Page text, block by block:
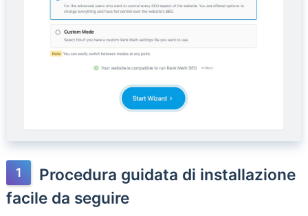
Procedura guidata di installazione
facile da seguire